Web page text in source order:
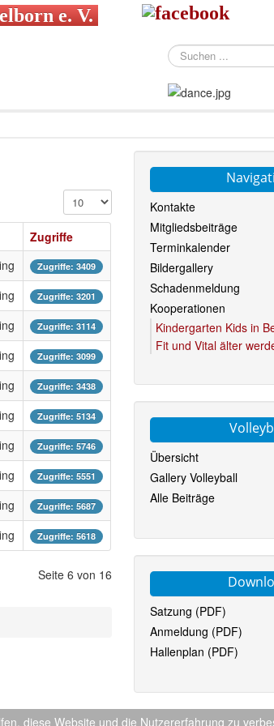
e. V.
Suchen
...
Anzeige #
Zugriffe
Zugriffe: 3409
Zugriffe: 3201
Zugriffe: 3114
Zugriffe: 3099
Zugriffe: 3438
Zugriffe: 5134
Zugriffe: 5746
Zugriffe: 5551
Zugriffe: 5687
Zugriffe: 5618
Seite 6 von 16
Kontakte
Mitgliedsbeiträge
Terminkalender
Bildergallery
Schadenmeldung
Kooperationen
Kindergarten Kids in
Fit und Vital älter
Übersicht
Gallery Volleyball
Alle Beiträge
Satzung (PDF)
Anmeldung (PDF)
Hallenplan (PDF)
diese Website und die Nutzererfahrung zu